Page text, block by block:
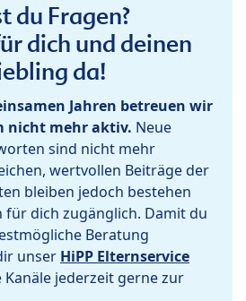
du Fragen?
dich und deinen
da!
Jahren betreuen wir
nicht mehr aktiv. Neue
sind nicht mehr
wertvollen Beiträge der
bleiben jedoch bestehen
dich zugänglich. Damit du
Beratung
unser HiPP Elternservice
jederzeit gerne zur